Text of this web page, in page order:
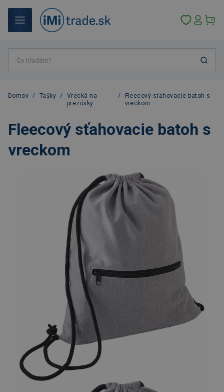
Domov / Tašky /
Vrecká na
prezúvky
/
Fleecový sťahovacie batoh s
vreckom
Fleecový sťahovacie batoh s
vreckom